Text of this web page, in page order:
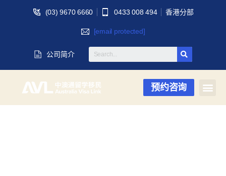
(03) 9670 6660 0433 008 494 香港分部
[email protected]
公司简介
预约咨询